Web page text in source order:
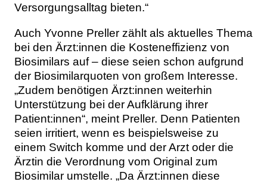
Versorgungsalltag bieten.“
Auch Yvonne Preller zählt als aktuelles Thema
bei den Ärzt:innen die Kosteneffizienz von
Biosimilars auf – diese seien schon aufgrund
der Biosimilarquoten von großem Interesse.
„Zudem benötigen Ärzt:innen weiterhin
Unterstützung bei der Aufklärung ihrer
Patient:innen“, meint Preller. Denn Patienten
seien irritiert, wenn es beispielsweise zu
einem Switch komme und der Arzt oder die
Ärztin die Verordnung vom Original zum
Biosimilar umstelle. „Da Ärzt:innen diese